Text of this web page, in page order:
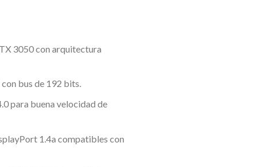
3050 con arquitectura
bus de 192 bits.
para buena velocidad de
1.4a compatibles con